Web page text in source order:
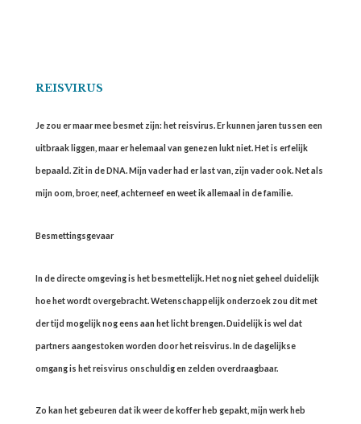
REISVIRUS
Je zou er maar mee besmet zijn: het reisvirus. Er kunnen jaren tussen een
uitbraak liggen, maar er helemaal van genezen lukt niet. Het is erfelijk
bepaald. Zit in de DNA. Mijn vader had er last van, zijn vader ook. Net als
mijn oom, broer, neef, achterneef en weet ik allemaal in de familie.
Besmettingsgevaar
In de directe omgeving is het besmettelijk. Het nog niet geheel duidelijk
hoe het wordt overgebracht. Wetenschappelijk onderzoek zou dit met
der tijd mogelijk nog eens aan het licht brengen. Duidelijk is wel dat
partners aangestoken worden door het reisvirus. In de dagelijkse
omgang is het reisvirus onschuldig en zelden overdraagbaar.
Zo kan het gebeuren dat ik weer de koffer heb gepakt, mijn werk heb